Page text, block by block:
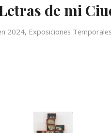
de mi
2024, Exposiciones Temporales